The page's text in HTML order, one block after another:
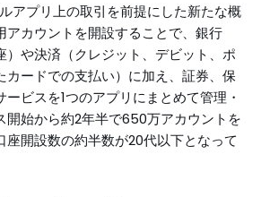
アプリ上の取引を前提にした新たな概
アカウントを開設することで、銀行
）や決済（クレジット、デビット、ポ
カードでの支払い）に加え、証券、保
ビスを1つのアプリにまとめて管理・
開始から約2年半で650万アカウントを
座開設数の約半数が20代以下となって